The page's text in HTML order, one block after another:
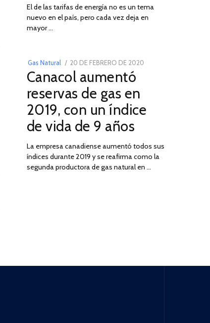
DE
2022
El de las tarifas de energía no es un tema
nuevo en el país, pero cada vez deja en
mayor …
03
Gas Natural
POSTED
ON
20 DE FEBRERO DE 2020
2025
Canacol aumentó
reservas de gas en
2019, con un índice
de vida de 9 años
La empresa canadiense aumentó todos sus
índices durante 2019 y se reafirma como la
segunda productora de gas natural en …